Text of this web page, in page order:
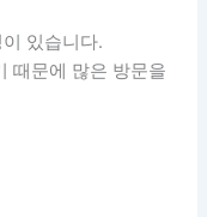
있습니다.
때문에 많은 방문을